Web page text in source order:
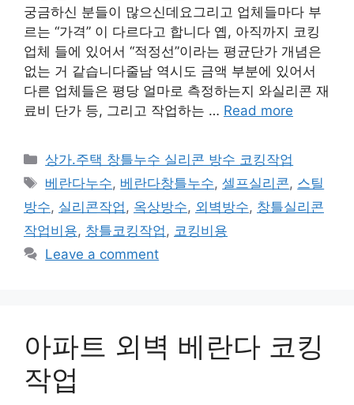
궁금하신 분들이 많으신데요그리고 업체들마다 부
르는 “가격” 이 다르다고 합니다 옙, 아직까지 코킹
업체 들에 있어서 “적정선”이라는 평균단가 개념은
없는 거 같습니다줄남 역시도 금액 부분에 있어서
다른 업체들은 평당 얼마로 측정하는지 와실리콘 재
료비 단가 등, 그리고 작업하는 … Read more
Categories
상가.주택 창틀누수 실리콘 방수 코킹작업
Tags
베란다누수, 베란다창틀누수,셀프실리콘, 스틸
방수, 실리콘작업 , 옥상방수, 외벽방수, 창틀실리콘
작업비용, 창틀코킹작업 , 코킹비용
Leave a comment
아파트 외벽 베란다 코킹
작업